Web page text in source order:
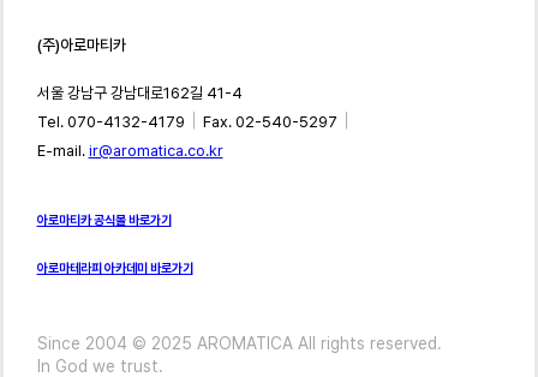
(주)아로마티카
서울 강남구 강남대로162길 41-4
Tel. 070-4132-4179
Fax. 02-540-5297
E-mail. ir@aromatica.co.kr
아로마티카 공식몰 바로가기
아로마테라피 아카데미 바로가기
Since 2004 © 2025 AROMATICA All rights reserved.
In God we trust.